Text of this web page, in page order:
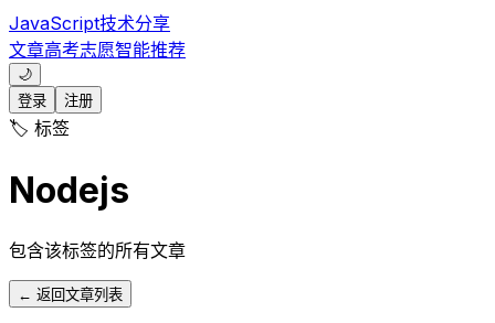
JavaScript技术分享
文章高考志愿智能推荐
🌙
登录
注册
🏷️ 标签
Nodejs
包含该标签的所有文章
← 返回文章列表